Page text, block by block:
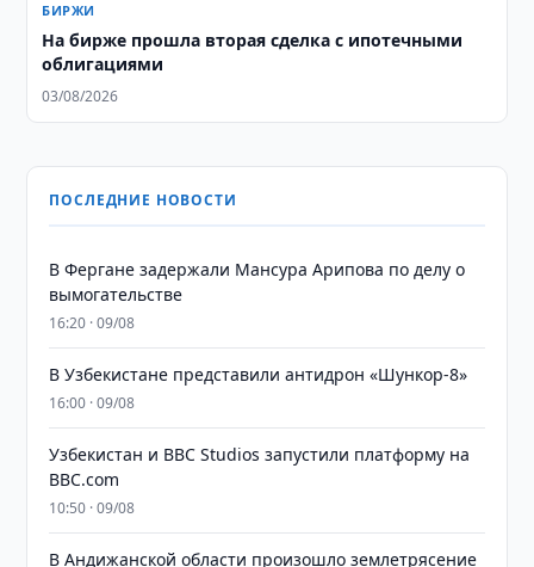
БИРЖИ
На бирже прошла вторая сделка с ипотечными
облигациями
03/08/2026
ПОСЛЕДНИЕ НОВОСТИ
В Фергане задержали Мансура Арипова по делу о
вымогательстве
16:20 · 09/08
В Узбекистане представили антидрон «Шункор-8»
16:00 · 09/08
Узбекистан и BBC Studios запустили платформу на
BBC.com
10:50 · 09/08
В Андижанской области произошло землетрясение